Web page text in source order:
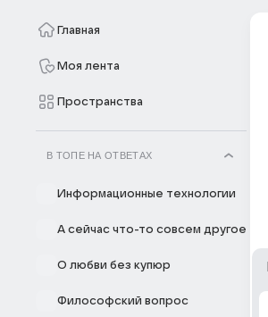
Главная
Моя лента
Пространства
В ТОПЕ НА ОТВЕТАХ
Информационные технологии
А сейчас что-то совсем другое
О любви без купюр
Философский вопрос